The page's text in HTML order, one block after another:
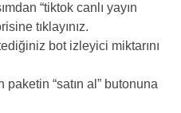
“tiktok canlı yayın
tıklayınız.
bot izleyici miktarını
“satın al” butonuna